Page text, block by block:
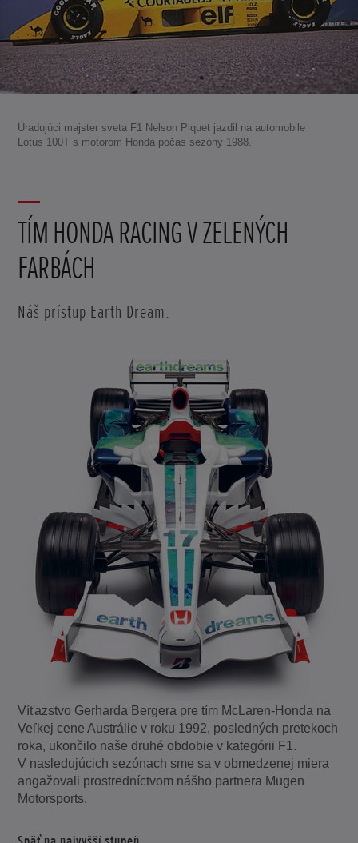
Úradujúci majster sveta F1 Nelson Piquet jazdil na automobile
Lotus 100T s motorom Honda počas sezóny 1988.
TÍM HONDA RACING V ZELENÝCH
FARBÁCH
Náš prístup Earth Dream.
Víťazstvo Gerharda Bergera pre tím McLaren-Honda na
Veľkej cene Austrálie v roku 1992, posledných pretekoch
roka, ukončilo naše druhé obdobie v kategórii F1.
V nasledujúcich sezónach sme sa v obmedzenej miera
angažovali prostredníctvom nášho partnera Mugen
Motorsports.